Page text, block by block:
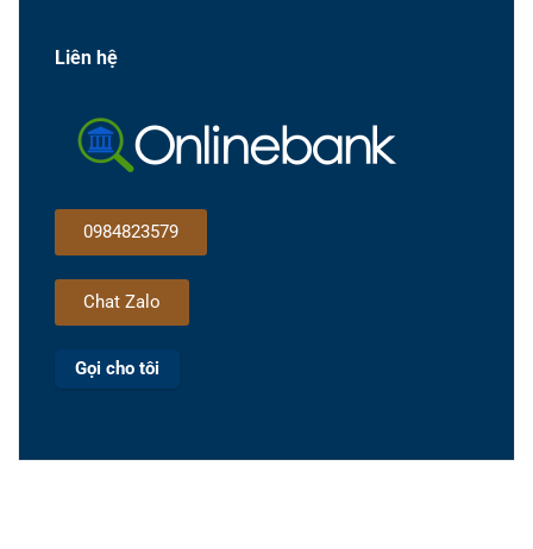
Liên hệ
0984823579
Chat Zalo
Gọi cho tôi